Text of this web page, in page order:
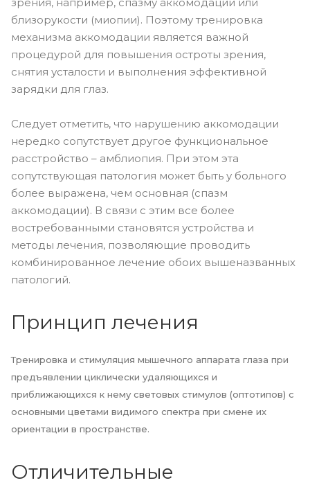
близорукости (миопии). Поэтому тренировка
механизма аккомодации является важной
процедурой для повышения остроты зрения,
снятия усталости и выполнения эффективной
зарядки для глаз.
Следует отметить, что нарушению аккомодации
нередко сопутствует другое функциональное
расстройство – амблиопия. При этом эта
сопутствующая патология может быть у больного
более выражена, чем основная (спазм
аккомодации). В связи с этим все более
востребованными становятся устройства и
методы лечения, позволяющие проводить
комбинированное лечение обоих вышеназванных
патологий.
Принцип лечения
Тренировка и стимуляция мышечного аппарата глаза при
предъявлении циклически удаляющихся и
приближающихся к нему световых стимулов (оптотипов) с
основными цветами видимого спектра при смене их
ориентации в пространстве.
Отличительные